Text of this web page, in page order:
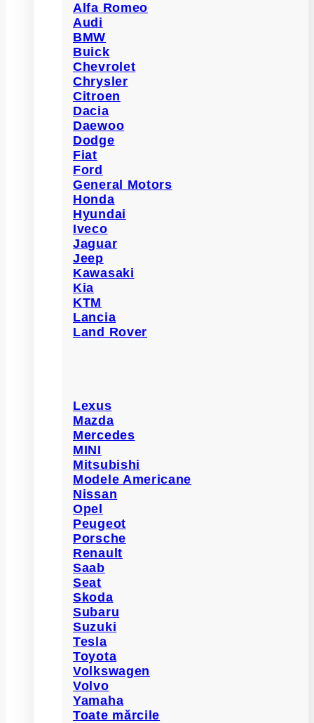
Alfa Romeo
Audi
BMW
Buick
Chevrolet
Chrysler
Citroen
Dacia
Daewoo
Dodge
Fiat
Ford
General Motors
Honda
Hyundai
Iveco
Jaguar
Jeep
Kawasaki
Kia
KTM
Lancia
Land Rover
Lexus
Mazda
Mercedes
MINI
Mitsubishi
Modele Americane
Nissan
Opel
Peugeot
Porsche
Renault
Saab
Seat
Skoda
Subaru
Suzuki
Tesla
Toyota
Volkswagen
Volvo
Yamaha
Toate mărcile